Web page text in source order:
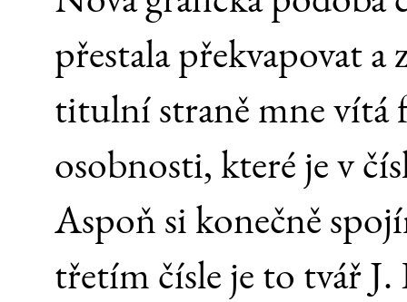
přestala překvapovat a
titulní straně mne vítá
osobnosti, které je v
Aspoň si konečně
třetím čísle je to tvář